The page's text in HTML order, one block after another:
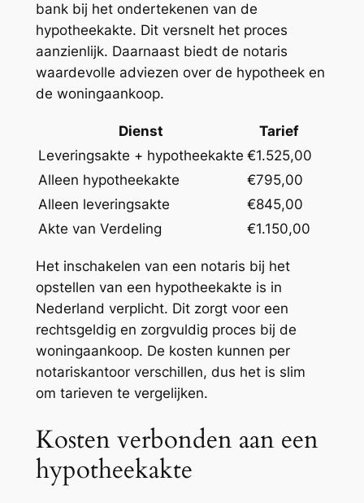
bank bij het ondertekenen van de
hypotheekakte. Dit versnelt het proces
aanzienlijk. Daarnaast biedt de notaris
waardevolle adviezen over de hypotheek en
de woningaankoop.
Dienst
Tarief
Leveringsakte + hypotheekakte €1.525,00
Alleen hypotheekakte
€795,00
Alleen leveringsakte
€845,00
Akte van Verdeling
€1.150,00
Het inschakelen van een notaris bij het
opstellen van een hypotheekakte is in
Nederland verplicht. Dit zorgt voor een
rechtsgeldig en zorgvuldig proces bij de
woningaankoop. De kosten kunnen per
notariskantoor verschillen, dus het is slim
om tarieven te vergelijken.
Kosten verbonden aan een
hypotheekakte